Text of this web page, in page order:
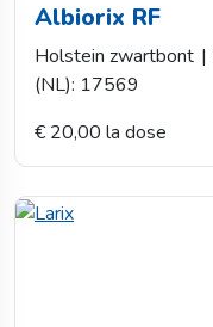
Albiorix RF
Holstein zwartbont |
(NL): 17569
€ 20,00 la dose